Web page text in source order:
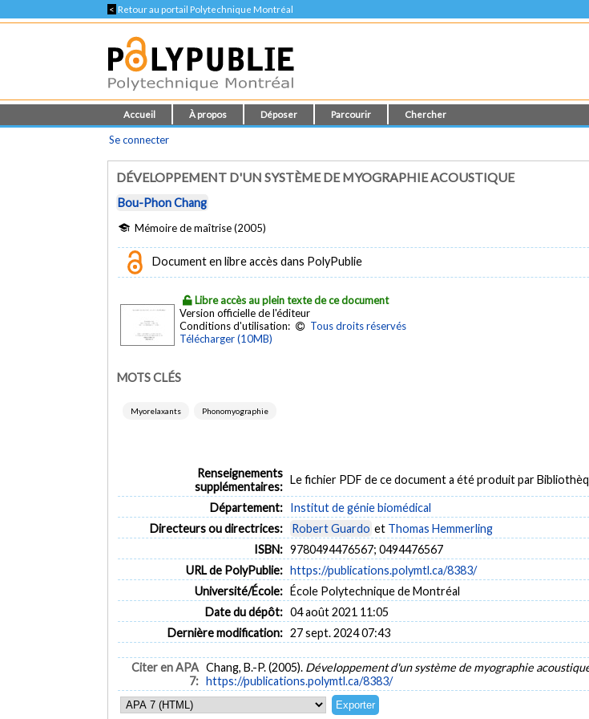
< Retour au portail Polytechnique Montréal
Accueil À propos Déposer Parcourir Chercher
Se connecter
DÉVELOPPEMENT D'UN SYSTÈME DE MYOGRAPHIE ACOUSTIQUE
Bou-Phon Chang
Mémoire de maîtrise (2005)
Document en libre accès dans PolyPublie
Libre accès au plein texte de ce document
Version officielle de l'éditeur
Conditions d'utilisation:
Tous droits réservés
Télécharger (10MB)
MOTS CLÉS
Myorelaxants Phonomyographie
Renseignements
supplémentaires:
Le fichier PDF de ce document a été produit par
Département: Institut de génie biomédical
Directeurs ou directrices:
Robert Guardo et Thomas Hemmerling
ISBN: 9780494476567; 0494476567
URL de PolyPublie: https://publications.polymtl.ca/8383/
Université/École: École Polytechnique de Montréal
Date du dépôt: 04 août 2021 11:05
Dernière modification: 27 sept. 2024 07:43
Citer en APA
7:
Chang, B.-P. (2005). Développement d'un système de myographie
https://publications.polymtl.ca/8383/